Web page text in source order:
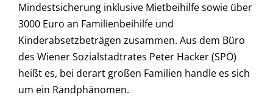
Mindestsicherung inklusive Mietbeihilfe sowie über
3000 Euro an Familienbeihilfe und
Kinderabsetzbeträgen zusammen. Aus dem Büro
des Wiener Sozialstadtrates Peter Hacker (SPÖ)
heißt es, bei derart großen Familien handle es sich
um ein Randphänomen.